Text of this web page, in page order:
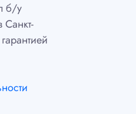
б/у
Санкт-